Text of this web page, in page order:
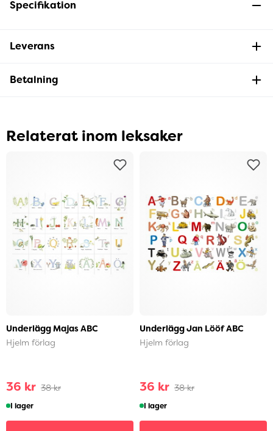
Specifikation
Leverans
Betalning
Relaterat inom leksaker
Underlägg Majas ABC
Hjelm förlag
36 kr 38 kr
I lager
Underlägg Jan Lööf ABC
Hjelm förlag
36 kr 38 kr
I lager